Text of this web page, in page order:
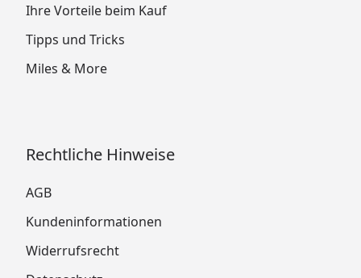
Ihre Vorteile beim Kauf
Tipps und Tricks
Miles & More
Rechtliche Hinweise
AGB
Kundeninformationen
Widerrufsrecht